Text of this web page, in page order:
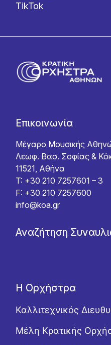
TikTok
Επικοινωνία
Μέγαρο Μουσικής
Λεωφ. Βασ. Σοφίας &
11521, Αθήνα
T: +30 210 7257601 – 3
F: +30 210 7257600
info@koa.gr
Αναζήτηση
Η Ορχήστρα
Καλλιτεχνικός
Μέλη Κρατικής